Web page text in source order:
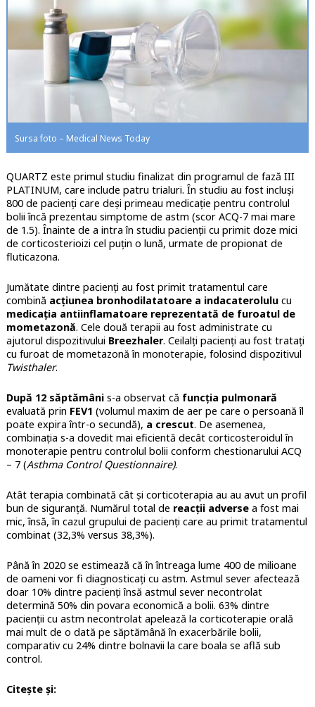
Sursa foto – Medical News Today
QUARTZ este primul studiu finalizat din programul de fază III
PLATINUM, care include patru trialuri. În studiu au fost incluși
800 de pacienți care deși primeau medicație pentru controlul
bolii încă prezentau simptome de astm (scor ACQ-7 mai mare
de 1.5). Înainte de a intra în studiu pacienții cu primit doze mici
de corticosterioizi cel puțin o lună, urmate de propionat de
fluticazona.
Jumătate dintre pacienți au fost primit tratamentul care
combină acțiunea bronhodilatatoare a indacaterolulucu
medicația antiinflamatoare reprezentată de furoatul de
mometazonă. Cele două terapii au fost administrate cu
ajutorul dispozitivului Breezhaler. Ceilalți pacienți au fost tratați
cu furoat de mometazonă în monoterapie, folosind dispozitivul
Twisthaler.
După 12 săptămânis-a observat că funcția pulmonară
evaluată prin FEV1 (volumul maxim de aer pe care o persoană îl
poate expira într-o secundă), a crescut. De asemenea,
combinația s-a dovedit mai eficientă decât corticosteroidul în
monoterapie pentru controlul bolii conform chestionarului ACQ
– 7 (Asthma Control Questionnaire).
Atât terapia combinată cât și corticoterapia au au avut un profil
bun de siguranță. Numărul total de reacții adversea fost mai
mic, însă, în cazul grupului de pacienți care au primit tratamentul
combinat (32,3% versus 38,3%).
Până în 2020 se estimează că în întreaga lume 400 de milioane
de oameni vor fi diagnosticați cu astm. Astmul sever afectează
doar 10% dintre pacienți însă astmul sever necontrolat
determină 50% din povara economică a bolii. 63% dintre
pacienții cu astm necontrolat apelează la corticoterapie orală
mai mult de o dată pe săptămână în exacerbările bolii,
comparativ cu 24% dintre bolnavii la care boala se află sub
control.
Citește și: